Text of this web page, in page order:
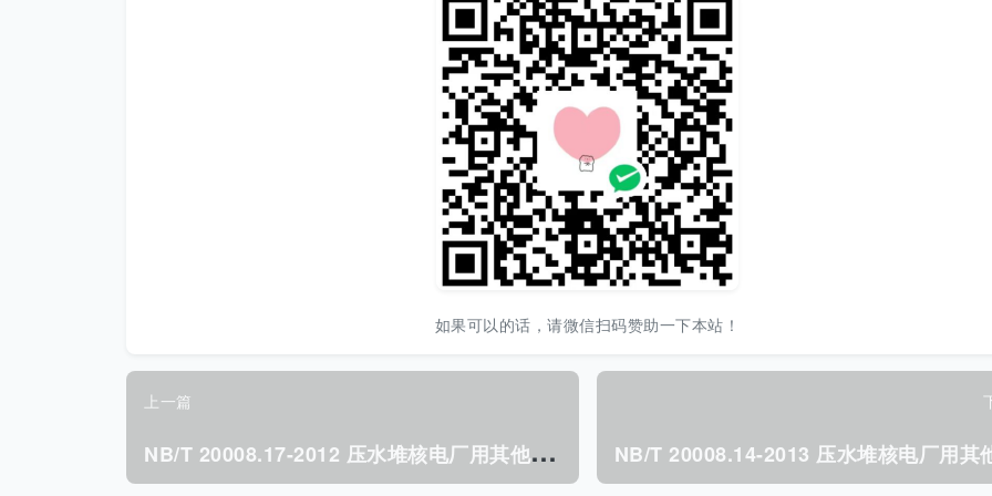
如果可以的话，请微信扫码赞助一下本站！
上一篇
N
B/T 20008.17-2012 压水堆核电厂用其他材料第17部分: 2、3级非合金及合金球墨铸铁件.pdf